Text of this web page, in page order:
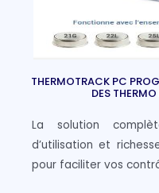
THERMOTRACK PC
DES
La solution
d’utilisation et
pour faciliter vos